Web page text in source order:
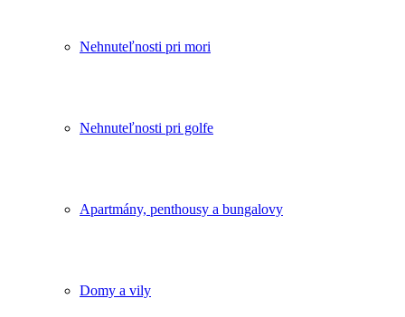
Nehnuteľnosti pri mori
Nehnuteľnosti pri golfe
Apartmány, penthousy a bungalovy
Domy a vily